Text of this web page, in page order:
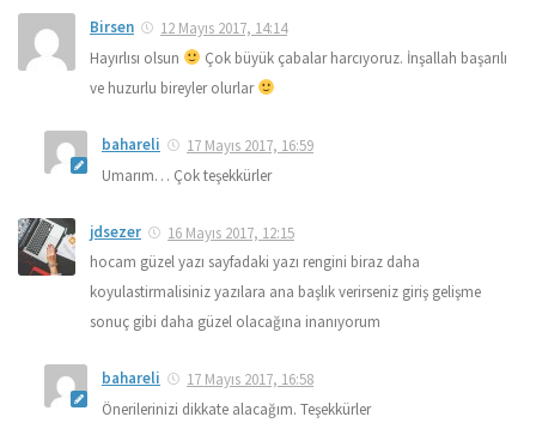
Birsen
12 Mayıs 2017, 14:14
Hayırlısı olsun
Çok büyük çabalar harcıyoruz. İnşallah başarılı
ve huzurlu bireyler olurlar
bahareli
17 Mayıs 2017, 16:59
Umarım… Çok teşekkürler
jdsezer
16 Mayıs 2017, 12:15
hocam güzel yazı sayfadaki yazı rengini biraz daha
koyulastirmalisiniz yazılara ana başlık verirseniz giriş gelişme
sonuç gibi daha güzel olacağına inanıyorum
bahareli
17 Mayıs 2017, 16:58
Önerilerinizi dikkate alacağım. Teşekkürler